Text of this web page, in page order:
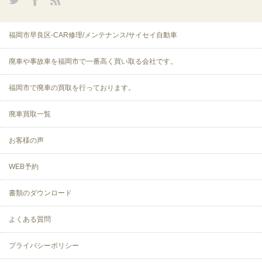
福岡市早良区-CAR修理/メンテナンス/サイセイ自動車
廃車や事故車を福岡市で一番高く買い取る会社です。
福岡市で廃車の買取を行っております。
廃車買取一覧
お客様の声
WEB予約
書類のダウンロード
よくある質問
プライバシーポリシー